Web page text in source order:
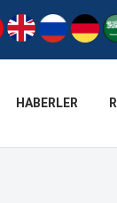
HABERLER